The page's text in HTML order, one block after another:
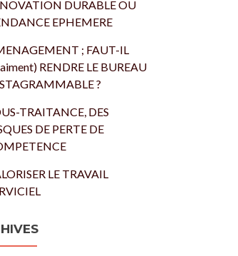
DURABLE OU
EPHEMERE
; FAUT-IL
RENDRE LE BUREAU
?
TRAITANCE, DES
DE PERTE DE
LE TRAVAIL